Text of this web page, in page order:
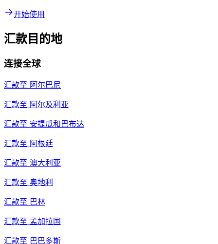
开始使用
汇款目的地
连接全球
汇款至 阿尔巴尼
汇款至 阿尔及利亚
汇款至 安提瓜和巴布达
汇款至 阿根廷
汇款至 澳大利亚
汇款至 奥地利
汇款至 巴林
汇款至 孟加拉国
汇款至 巴巴多斯